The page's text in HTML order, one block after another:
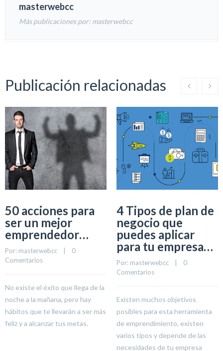
masterwebcc
Más publicaciones por: masterwebcc
Publicación relacionadas
50 acciones para
ser un mejor
emprendedor…
Por: masterwebcc
0
Comentarios
No existe el éxito que llega de la
noche a la mañana, pero hay
hábitos que te llevarán a ser más
feliz y a alcanzar tus metas.
4 Tipos de plan de
negocio que
puedes aplicar
para tu empresa…
Por: masterwebcc
0
Comentarios
Existen muchos objetivos
posibles para esta herramienta
de emprendimiento, existen
varios tipos y depende de las
necesidades de tu empresa